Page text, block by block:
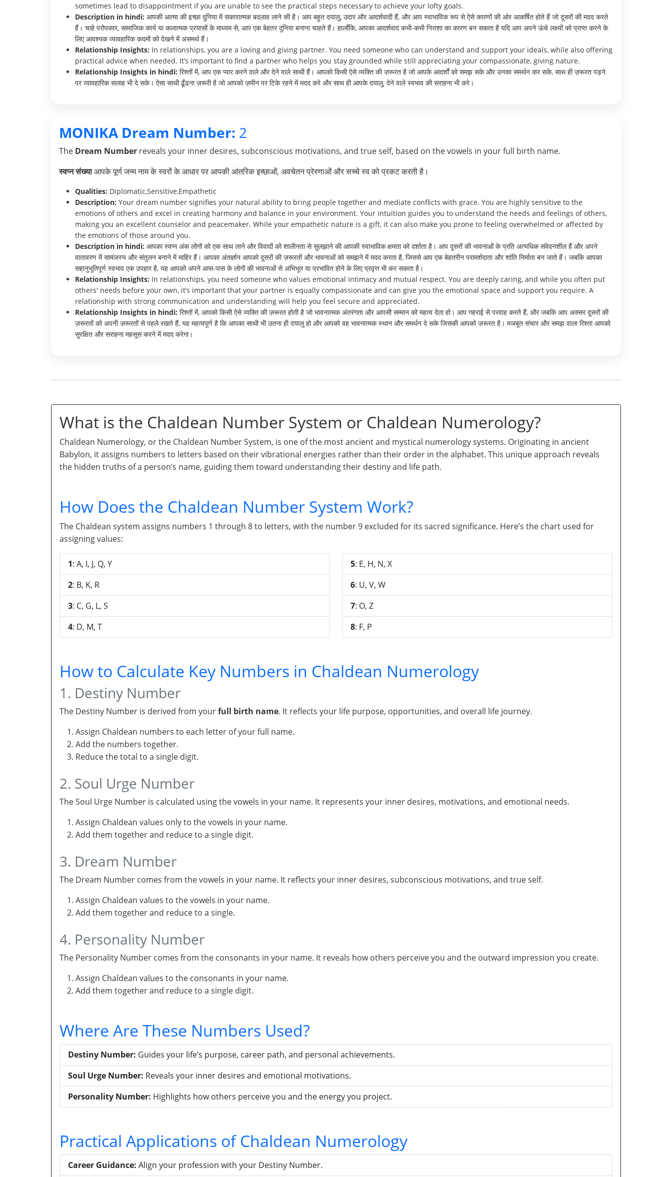
sometimes lead to disappointment if you are unable to see the practical steps necessary to achieve your lofty goals.
Description in hindi: आपकी आत्मा की इच्छा दुनिया में सकारात्मक बदलाव लाने की है। आप बहुत दयालु, उदार और आदर्शवादी हैं, और आप स्वाभाविक रूप से ऐसे कारणों की ओर आकर्षित होते हैं जो दूसरों की मदद करते
हैं। चाहे परोपकार, सामाजिक कार्य या कलात्मक प्रयासों के माध्यम से, आप एक बेहतर दुनिया बनाना चाहते हैं। हालाँकि, आपका आदर्शवाद कभी-कभी निराशा का कारण बन सकता है यदि आप अपने ऊंचे लक्ष्यों को प्राप्त करने के
लिए आवश्यक व्यावहारिक कदमों को देखने में असमर्थ हैं।
Relationship Insights: In relationships, you are a loving and giving partner. You need someone who can understand and support your ideals, while also offering
practical advice when needed. It’s important to find a partner who helps you stay grounded while still appreciating your compassionate, giving nature.
Relationship Insights in hindi: रिश्तों में, आप एक प्यार करने वाले और देने वाले साथी हैं। आपको किसी ऐसे व्यक्ति की ज़रूरत है जो आपके आदर्शों को समझ सके और उनका समर्थन कर सके, साथ ही ज़रूरत पड़ने
पर व्यावहारिक सलाह भी दे सके। ऐसा साथी ढूँढना ज़रूरी है जो आपको ज़मीन पर टिके रहने में मदद करे और साथ ही आपके दयालु, देने वाले स्वभाव की सराहना भी करे।
MONIKA Dream Number: 2
The Dream Number reveals your inner desires, subconscious motivations, and true self, based on the vowels in your full birth name.
स्वप्न संख्याआपके पूर्ण जन्म नाम के स्वरों के आधार पर आपकी आंतरिक इच्छाओं, अवचेतन प्रेरणाओं और सच्चे स्व को प्रकट करती है।
Qualities: Diplomatic,Sensitive,Empathetic
Description: Your dream number signifies your natural ability to bring people together and mediate conflicts with grace. You are highly sensitive to the
emotions of others and excel in creating harmony and balance in your environment. Your intuition guides you to understand the needs and feelings of others,
making you an excellent counselor and peacemaker. While your empathetic nature is a gift, it can also make you prone to feeling overwhelmed or affected by
the emotions of those around you.
Description in hindi: आपका स्वप्न अंक लोगों को एक साथ लाने और विवादों को शालीनता से सुलझाने की आपकी स्वाभाविक क्षमता को दर्शाता है। आप दूसरों की भावनाओं के प्रति अत्यधिक संवेदनशील हैं और अपने
वातावरण में सामंजस्य और संतुलन बनाने में माहिर हैं। आपका अंतर्ज्ञान आपको दूसरों की ज़रूरतों और भावनाओं को समझने में मदद करता है, जिससे आप एक बेहतरीन परामर्शदाता और शांति निर्माता बन जाते हैं। जबकि आपका
सहानुभूतिपूर्ण स्वभाव एक उपहार है, यह आपको अपने आस-पास के लोगों की भावनाओं से अभिभूत या प्रभावित होने के लिए प्रवृत्त भी कर सकता है।
Relationship Insights: In relationships, you need someone who values emotional intimacy and mutual respect. You are deeply caring, and while you often put
others' needs before your own, it’s important that your partner is equally compassionate and can give you the emotional space and support you require. A
relationship with strong communication and understanding will help you feel secure and appreciated.
Relationship Insights in hindi: रिश्तों में, आपको किसी ऐसे व्यक्ति की ज़रूरत होती है जो भावनात्मक अंतरंगता और आपसी सम्मान को महत्व देता हो। आप गहराई से परवाह करते हैं, और जबकि आप अक्सर दूसरों की
ज़रूरतों को अपनी ज़रूरतों से पहले रखते हैं, यह महत्वपूर्ण है कि आपका साथी भी उतना ही दयालु हो और आपको वह भावनात्मक स्थान और समर्थन दे सके जिसकी आपको ज़रूरत है। मजबूत संचार और समझ वाला रिश्ता आपको
सुरक्षित और सराहना महसूस करने में मदद करेगा।
What is the Chaldean Number System or Chaldean Numerology?
Chaldean Numerology, or the Chaldean Number System, is one of the most ancient and mystical numerology systems. Originating in ancient
Babylon, it assigns numbers to letters based on their vibrational energies rather than their order in the alphabet. This unique approach reveals
the hidden truths of a person’s name, guiding them toward understanding their destiny and life path.
How Does the Chaldean Number System Work?
The Chaldean system assigns numbers 1 through 8 to letters, with the number 9 excluded for its sacred significance. Here’s the chart used for
assigning values:
1: A, I, J, Q, Y
2: B, K, R
3: C, G, L, S
4: D, M, T
5: E, H, N, X
6: U, V, W
7: O, Z
8: F, P
How to Calculate Key Numbers in Chaldean Numerology
1. Destiny Number
The Destiny Number is derived from yourfull birth name. It reflects your life purpose, opportunities, and overall life journey.
Assign Chaldean numbers to each letter of your full name.
Add the numbers together.
Reduce the total to a single digit.
2. Soul Urge Number
The Soul Urge Number is calculated using the vowels in your name. It represents your inner desires, motivations, and emotional needs.
Assign Chaldean values only to the vowels in your name.
Add them together and reduce to a single digit.
3. Dream Number
The Dream Number comes from the vowels in your name. It reflects your inner desires, subconscious motivations, and true self.
Assign Chaldean values to the vowels in your name.
Add them together and reduce to a single.
4. Personality Number
The Personality Number comes from the consonants in your name. It reveals how others perceive you and the outward impression you create.
Assign Chaldean values to the consonants in your name.
Add them together and reduce to a single digit.
Where Are These Numbers Used?
Destiny Number: Guides your life’s purpose, career path, and personal achievements.
Soul Urge Number: Reveals your inner desires and emotional motivations.
Personality Number: Highlights how others perceive you and the energy you project.
Practical Applications of Chaldean Numerology
Career Guidance: Align your profession with your Destiny Number.